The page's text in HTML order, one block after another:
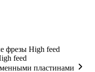
фрезы High feed
feed
пластинами